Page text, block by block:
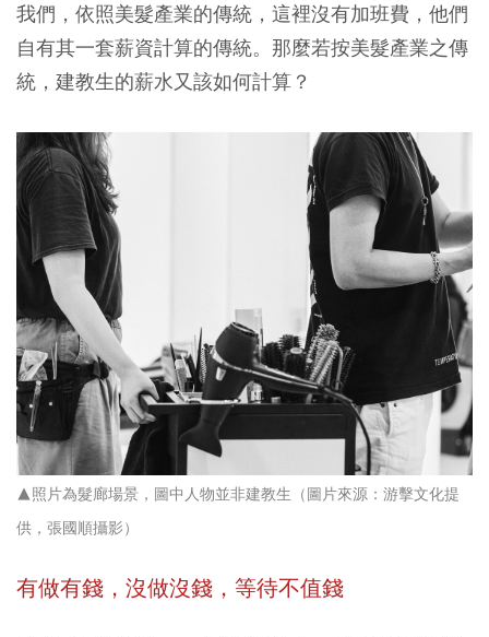
我們，依照美髮產業的傳統，這裡沒有加班費，他們
自有其一套薪資計算的傳統。那麼若按美髮產業之傳
統，建教生的薪水又該如何計算？
▲照片為髮廊場景，圖中人物並非建教生（圖片來源：游擊文化提
供，張國順攝影）
有做有錢，沒做沒錢，等待不值錢